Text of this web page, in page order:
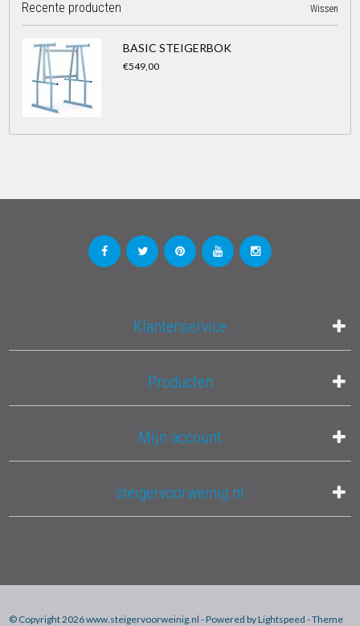
Recente producten Wissen
BASIC STEIGERBOK
€549,00
Klantenservice
Producten
Mijn account
steigervoorweinig.nl
© Copyright 2026 www.steigervoorweinig.nl - Powered byLightspeed - Theme